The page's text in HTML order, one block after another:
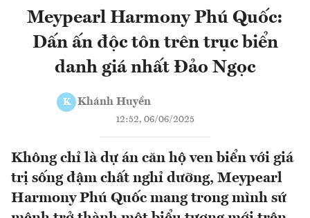
Meypearl Harmony Phú Quốc:
Dấn ấn độc tôn trên trục biển
danh giá nhất Đảo Ngọc
K Khánh Huyền
12:52, 06/06/2025
Không chỉ là dự án căn hộ ven biển với giá
trị sống đậm chất nghỉ dưỡng, Meypearl
Harmony Phú Quốc mang trong mình sứ